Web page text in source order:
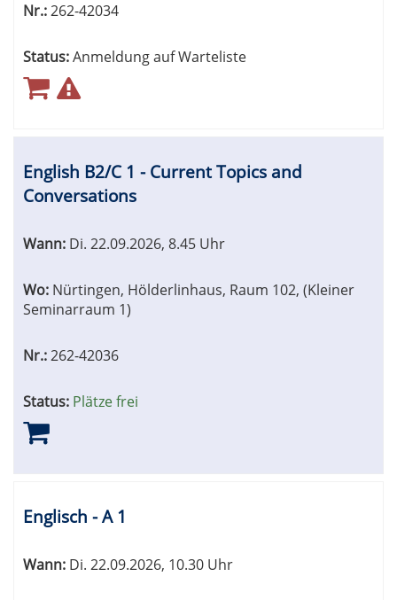
Nr.:262-42034
Status:Anmeldung auf Warteliste
English B2/C 1 - Current Topics and
Conversations
Wann: Di. 22.09.2026, 8.45 Uhr
Wo: Nürtingen, Hölderlinhaus, Raum 102, (Kleiner
Seminarraum 1)
Nr.:262-42036
Status: Plätze frei
Englisch - A 1
Wann: Di. 22.09.2026, 10.30 Uhr